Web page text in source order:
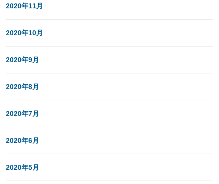
2020年11月
2020年10月
2020年9月
2020年8月
2020年7月
2020年6月
2020年5月